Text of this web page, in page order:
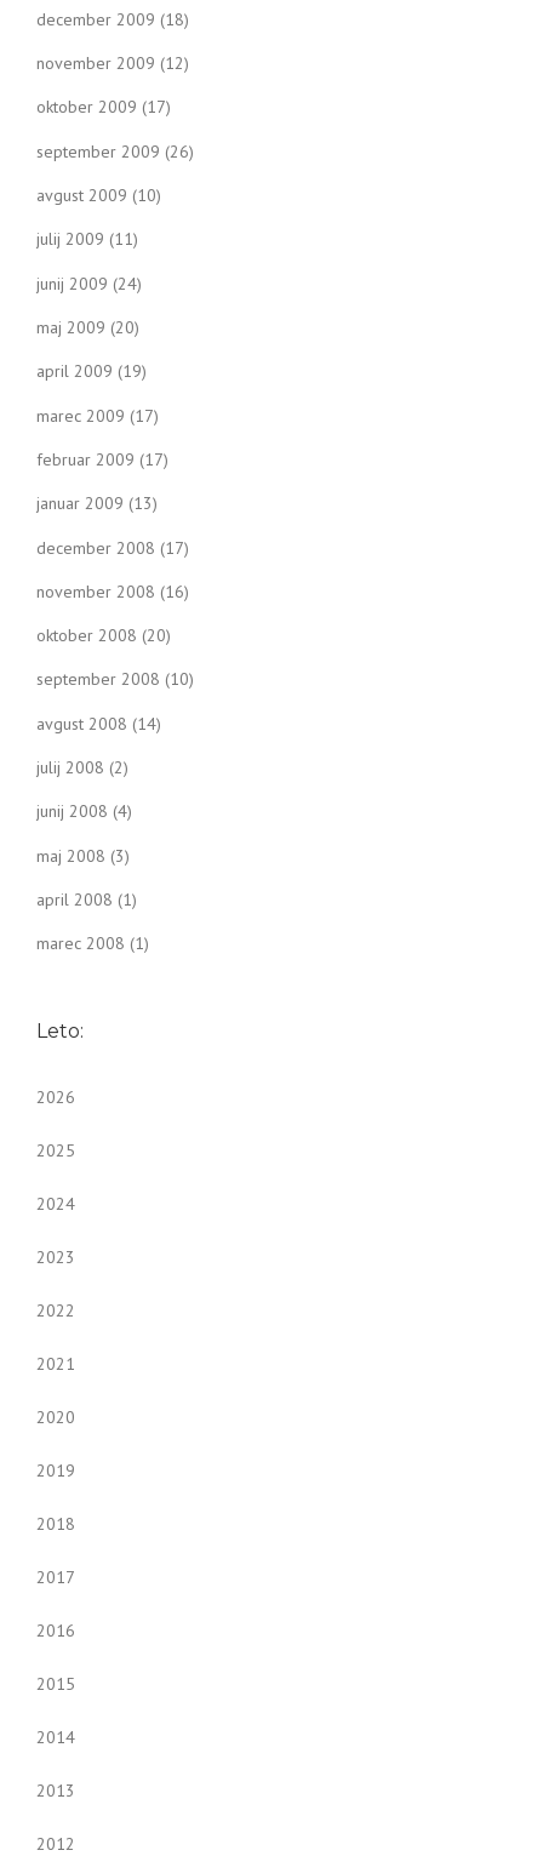
december 2009 (18)
november 2009 (12)
oktober 2009 (17)
september 2009 (26)
avgust 2009 (10)
julij 2009 (11)
junij 2009 (24)
maj 2009 (20)
april 2009 (19)
marec 2009 (17)
februar 2009 (17)
januar 2009 (13)
december 2008 (17)
november 2008 (16)
oktober 2008 (20)
september 2008 (10)
avgust 2008 (14)
julij 2008 (2)
junij 2008 (4)
maj 2008 (3)
april 2008 (1)
marec 2008 (1)
Leto:
2026
2025
2024
2023
2022
2021
2020
2019
2018
2017
2016
2015
2014
2013
2012